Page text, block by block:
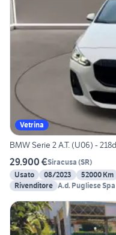
Vetrina
BMW Serie 2 A.T. (U06) -
29.900 €Siracusa (SR)
Usato
08/2023 52000 Km
Rivenditore A.d. Pugliese Spa